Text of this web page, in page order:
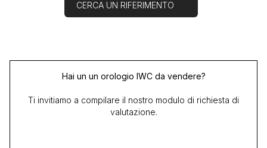
CERCA UN RIFERIMENTO
Hai un un orologio IWC da vendere?
Ti invitiamo a compilare il nostro modulo di richiesta di
valutazione.